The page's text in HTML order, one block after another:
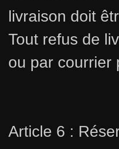
livraison doit
Tout refus de
ou par courrier
Article 6 :